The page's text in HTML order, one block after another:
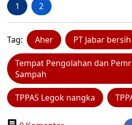
1 2
Tag: Aher PT Jabar bersih
Tempat Pengolahan dan
Sampah
TPPAS Legok nangka